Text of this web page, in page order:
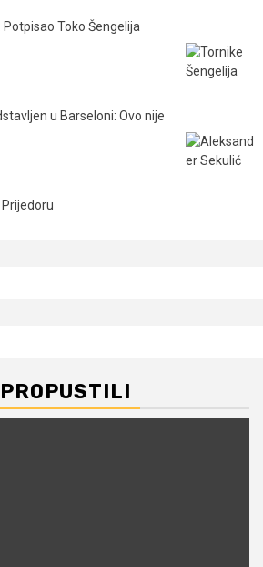
Toko Šengelija
u Barseloni: Ovo nije